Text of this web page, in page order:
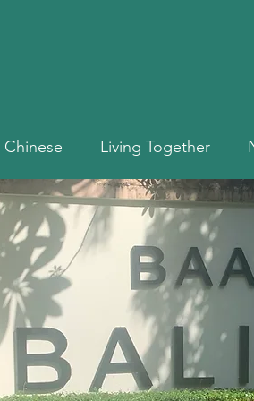
Chinese Living Together